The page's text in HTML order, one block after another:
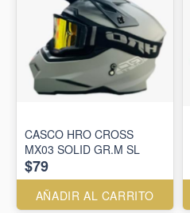
CASCO HRO CROSS
MX03 SOLID GR.M SL
$79
AÑADIR AL CARRITO